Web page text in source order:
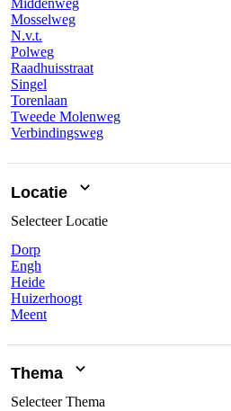
Mosselweg
N.v.t.
Polweg
Raadhuisstraat
Singel
Torenlaan
Tweede Molenweg
Verbindingsweg
Locatie
SelecteerLocatie
Dorp
Engh
Heide
Huizerhoogt
Meent
Thema
SelecteerThema